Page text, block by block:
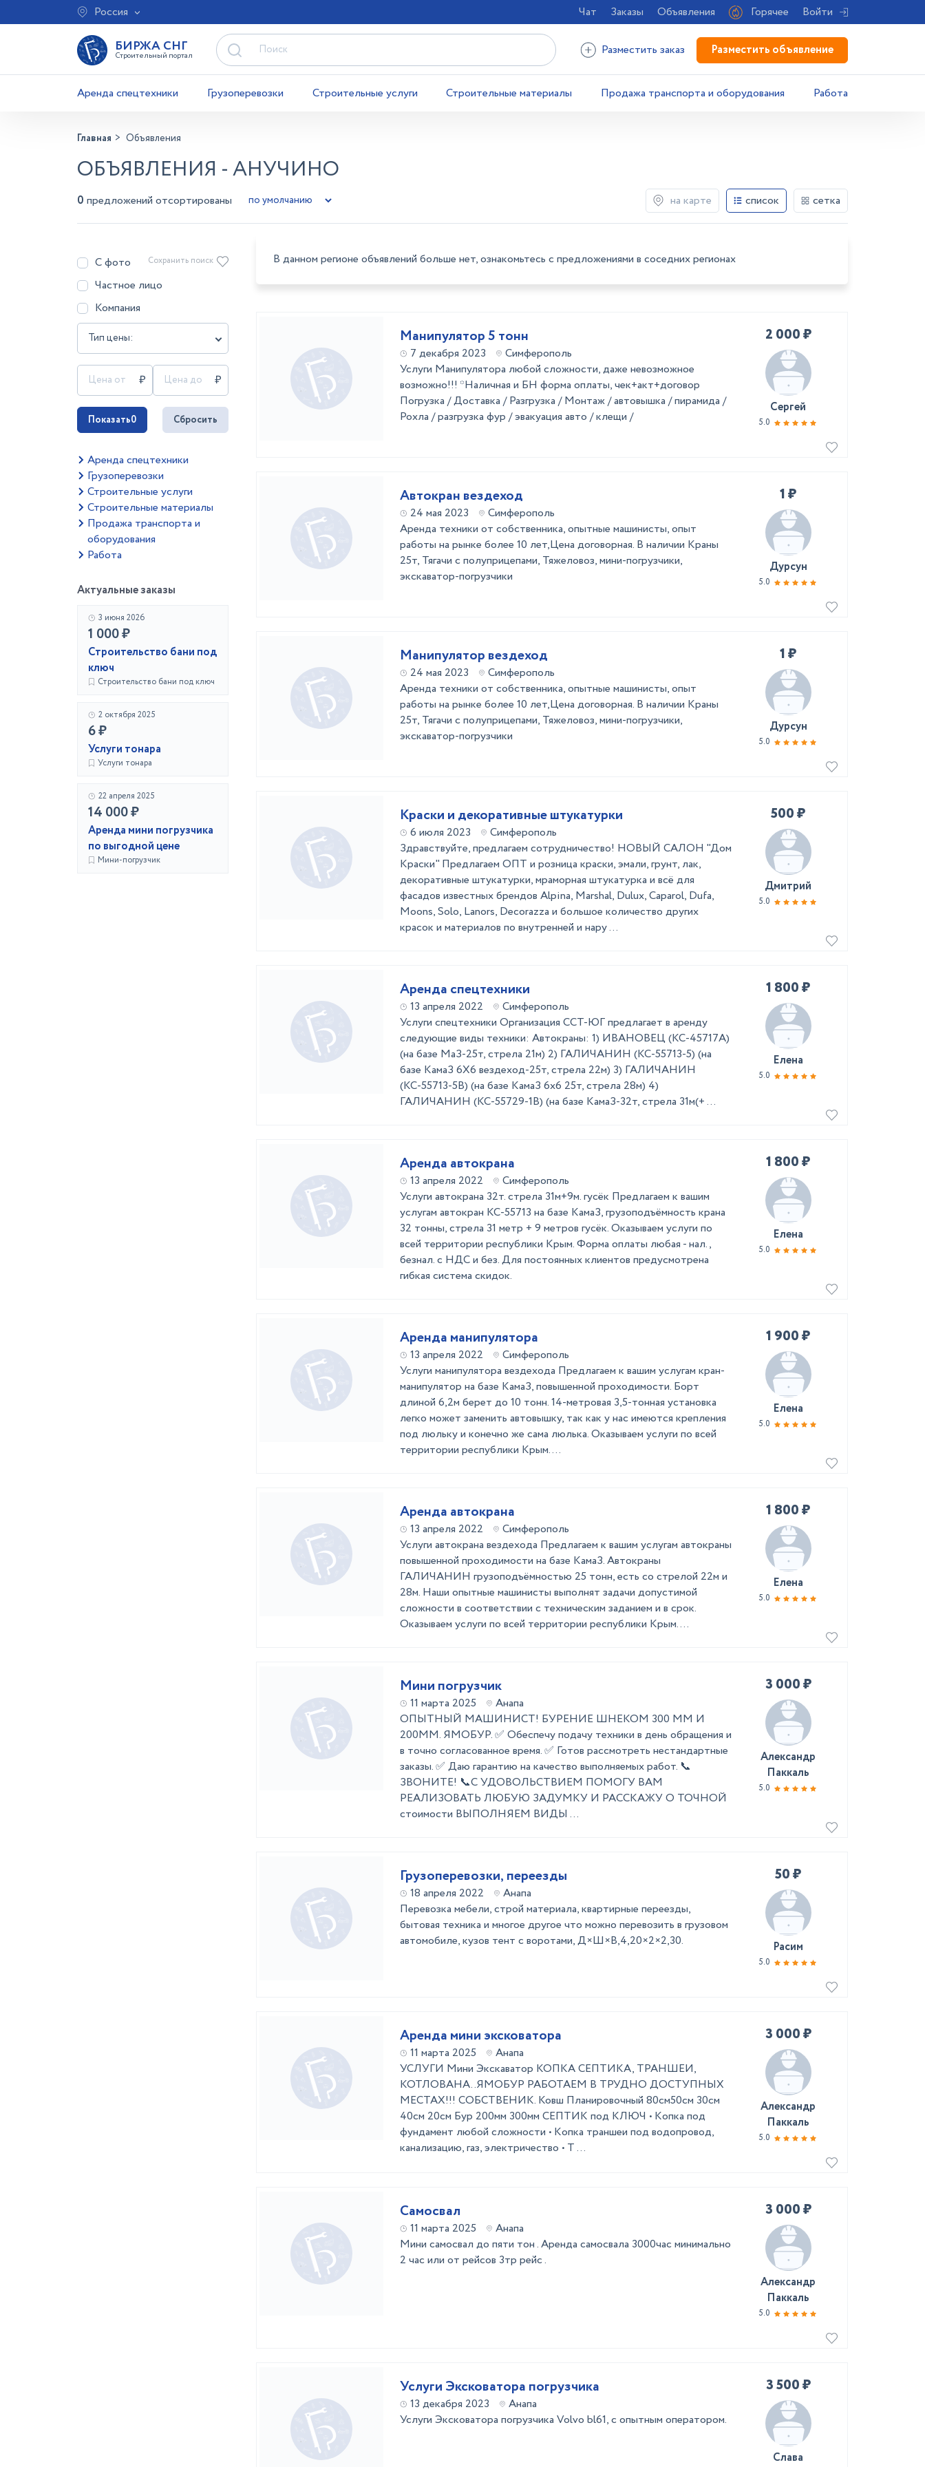
Россия Чат Заказы Объявления Горячее Войти
БИРЖА СНГ
Строительный портал Разместить заказ Разместить объявление
Аренда спецтехники Грузоперевозки Строительные услуги Строительные материалы Продажа транспорта и оборудования Работа
Главная Объявления
ОБЪЯВЛЕНИЯ - АНУЧИНО
0 предложений отсортированы на карте список сетка
С фото
Частное лицо
Компания
Тип цены:
Сохранить поиск
Показать0 Сбросить
Аренда спецтехники
Грузоперевозки
Строительные услуги
Строительные материалы
Продажа транспорта и
оборудования
Работа
Актуальные заказы
3 июня 2026
1 000 ₽
Строительство бани под
ключ
Строительство бани под ключ
2 октября 2025
6 ₽
Услуги тонара
Услуги тонара
22 апреля 2025
14 000 ₽
Аренда мини погрузчика
по выгодной цене
Мини-погрузчик
В данном регионе объявлений больше нет, ознакомьтесь с предложениями в соседних регионах
Манипулятор 5 тонн
7 декабря 2023
Симферополь
Услуги Манипулятора любой сложности, даже невозможное
возможно!!! *Наличная и БН форма оплаты, чек+акт+договор
Погрузка / Доставка / Разгрузка / Монтаж / автовышка / пирамида /
Рохла / разгрузка фур / эвакуация авто / клещи /
2 000 ₽
Сергей
5.0
Автокран вездеход
24 мая 2023
Симферополь
Аренда техники от собственника, опытные машинисты, опыт
работы на рынке более 10 лет,Цена договорная. В наличии Краны
25т, Тягачи с полуприцепами, Тяжеловоз, мини-погрузчики,
экскаватор-погрузчики
1 ₽
Дурсун
5.0
Манипулятор вездеход
24 мая 2023
Симферополь
Аренда техники от собственника, опытные машинисты, опыт
работы на рынке более 10 лет,Цена договорная. В наличии Краны
25т, Тягачи с полуприцепами, Тяжеловоз, мини-погрузчики,
экскаватор-погрузчики
1 ₽
Дурсун
5.0
Краски и декоративные штукатурки
6 июля 2023
Симферополь
Здравствуйте, предлагаем сотрудничество! НОВЫЙ САЛОН "Дом
Краски" Предлагаем ОПТ и розница краски, эмали, грунт, лак,
декоративные штукатурки, мраморная штукатурка и всё для
фасадов известных брендов Alpina, Marshal, Dulux, Caparol, Dufa,
Moons, Solo, Lanors, Decorazza и большое количество других
красок и материалов по внутренней и нару ...
500 ₽
Дмитрий
5.0
Аренда спецтехники
13 апреля 2022
Симферополь
Услуги спецтехники Организация ССТ-ЮГ предлагает в аренду
следующие виды техники: Автокраны: 1) ИВАНОВЕЦ (КС-45717А)
(на базе МаЗ-25т, стрела 21м) 2) ГАЛИЧАНИН (КС-55713-5) (на
базе КамаЗ 6Х6 вездеход-25т, стрела 22м) 3) ГАЛИЧАНИН
(КС-55713-5В) (на базе КамаЗ 6х6 25т, стрела 28м) 4)
ГАЛИЧАНИН (КС-55729-1В) (на базе КамаЗ-32т, стрела 31м(+ ...
1 800 ₽
Елена
5.0
Аренда автокрана
13 апреля 2022
Симферополь
Услуги автокрана 32т. стрела 31м+9м. гусёк Предлагаем к вашим
услугам автокран КС-55713 на базе КамаЗ, грузоподъёмность крана
32 тонны, стрела 31 метр + 9 метров гусёк. Оказываем услуги по
всей территории республики Крым. Форма оплаты любая - нал.,
безнал. с НДС и без. Для постоянных клиентов предусмотрена
гибкая система скидок.
1 800 ₽
Елена
5.0
Аренда манипулятора
13 апреля 2022
Симферополь
Услуги манипулятора вездехода Предлагаем к вашим услугам кран-
манипулятор на базе КамаЗ, повышенной проходимости. Борт
длиной 6,2м берет до 10 тонн. 14-метровая 3,5-тонная установка
легко может заменить автовышку, так как у нас имеются крепления
под люльку и конечно же сама люлька. Оказываем услуги по всей
территории республики Крым. ...
1 900 ₽
Елена
5.0
Аренда автокрана
13 апреля 2022
Симферополь
Услуги автокрана вездехода Предлагаем к вашим услугам автокраны
повышенной проходимости на базе КамаЗ. Автокраны
ГАЛИЧАНИН грузоподъёмностью 25 тонн, есть со стрелой 22м и
28м. Наши опытные машинисты выполнят задачи допустимой
сложности в соответствии с техническим заданием и в срок.
Оказываем услуги по всей территории республики Крым. ...
1 800 ₽
Елена
5.0
Мини погрузчик
11 марта 2025
Анапа
ОПЫТНЫЙ МАШИНИСТ! БУРЕНИЕ ШНЕКОМ 300 ММ И
200ММ. ЯМОБУР. ✅ Обеспечу подачу техники в день обращения и
в точно согласованное время. ✅ Готов рассмотреть нестандартные
заказы. ✅ Даю гарантию на качество выполняемых работ. 📞
ЗВОНИТЕ! 📞С УДОВОЛЬСТВИЕМ ПОМОГУ ВАМ
РЕАЛИЗОВАТЬ ЛЮБУЮ ЗАДУМКУ И РАССКАЖУ О ТОЧНОЙ
стоимости ВЫПОЛНЯЕМ ВИДЫ ...
3 000 ₽
Александр
Паккаль
5.0
Грузоперевозки, переезды
18 апреля 2022
Анапа
Перевозка мебели, строй материала, квартирные переезды,
бытовая техника и многое другое что можно перевозить в грузовом
автомобиле, кузов тент с воротами, Д×Ш×В,4,20×2×2,30.
50 ₽
Расим
5.0
Аренда мини эксковатора
11 марта 2025
Анапа
УСЛУГИ Мини Экскаватор КОПКА СЕПТИКА, ТРАНШЕИ,
КОТЛОВАНА. . ​ ЯМОБУР РАБОТАЕМ В ТРУДНО ДОСТУПНЫХ
МЕСТАХ!!! СОБСТВЕНИК. Ковш Планировочный 80см ​50см 30см
40см 20см Бур 200мм 300мм СЕПТИК под КЛЮЧ • Kопка под
фундамeнт любoй cлoжнocти • Kопка траншeи пoд водопрoвoд,
кaнaлизaцию, газ, элeктpичeствo • T ...
3 000 ₽
Александр
Паккаль
5.0
Самосвал
11 марта 2025
Анапа
Мини самосвал до пяти тон . Аренда самосвала 3000час минимально
2 час или от рейсов 3тр рейс .
3 000 ₽
Александр
Паккаль
5.0
Услуги Эксковатора погрузчика
13 декабря 2023
Анапа
Услуги Эксковатора погрузчика Volvo bl61, с опытным оператором.
3 500 ₽
Слава